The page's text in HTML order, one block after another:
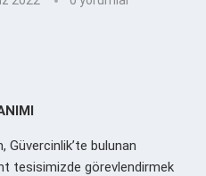
Güvercinlik’te bulunan
tesisimizde görevlendirmek